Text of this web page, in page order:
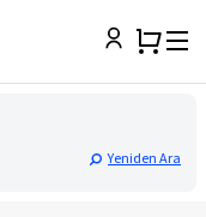
Yeniden Ara